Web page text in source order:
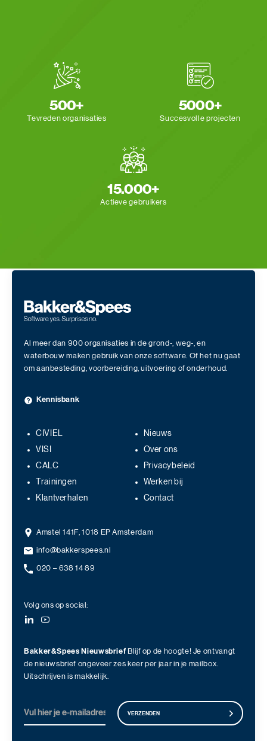
500+
Tevreden organisaties
5000+
Succesvolle projecten
15.000+
Actieve gebruikers
Al meer dan 900 organisaties in de grond-, weg-, en
waterbouw maken gebruik van onze software. Of het nu gaat
om aanbesteding, voorbereiding, uitvoering of onderhoud.
Kennisbank
CIVIEL
VISI
CALC
Trainingen
Klantverhalen
Nieuws
Over ons
Privacybeleid
Werken bij
Contact
Amstel 141F, 1018 EP Amsterdam
info@bakkerspees.nl
020 – 638 14 89
Volg ons op social:
Bakker&Spees Nieuwsbrief Blijf op de hoogte! Je ontvangt
de nieuwsbrief ongeveer zes keer per jaar in je mailbox.
Uitschrijven is makkelijk.
VERZENDEN